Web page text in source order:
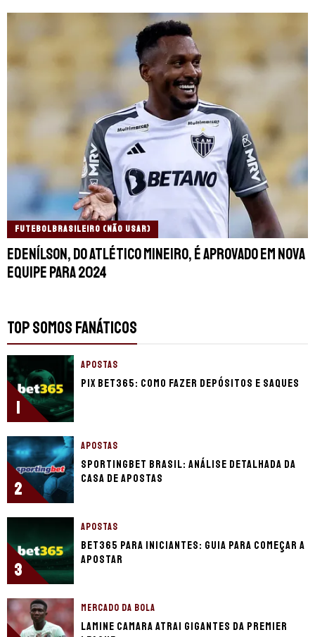
FUTEBOLBRASILEIRO (NÃO USAR)
Edenílson, do Atlético Mineiro, é aprovado em nova
equipe para 2024
TOP SOMOS FANÁTICOS
1
APOSTAS
Pix bet365: como fazer depósitos e saques
2
APOSTAS
Sportingbet Brasil: Análise detalhada da
casa de apostas
3
APOSTAS
bet365 para iniciantes: guia para começar a
apostar
MERCADO DA BOLA
Lamine Camara atrai gigantes da Premier